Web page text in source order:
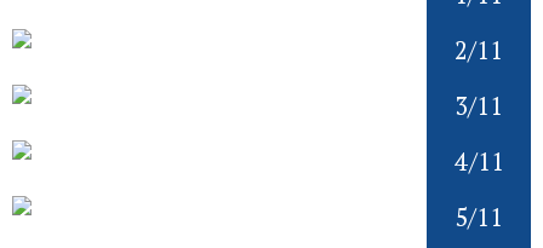
2/11
3/11
4/11
5/11